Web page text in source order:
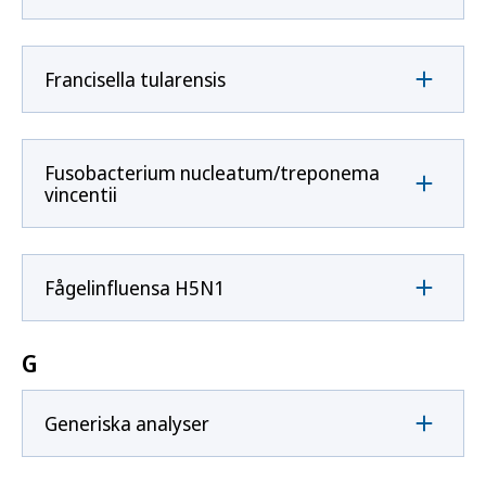
Francisella tularensis
Fusobacterium nucleatum/treponema
vincentii
Fågelinfluensa H5N1
G
Generiska analyser